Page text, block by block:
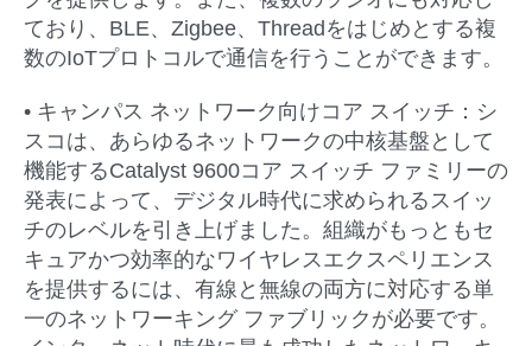
ており、BLE、Zigbee、Threadをはじめとする複
数のIoTプロトコルで通信を行うことができます。
• キャンパス ネットワーク向けコア スイッチ： シ
スコは、あらゆるネットワークの中核基盤として
機能するCatalyst 9600コア スイッチ ファミリーの
発表によって、デジタル時代に求められるスイッ
チのレベルを引き上げました。組織がもっともセ
キュアかつ効率的なワイヤレスエクスペリエンス
を提供するには、有線と無線の両方に対応する単
一のネットワーキング ファブリックが必要です。